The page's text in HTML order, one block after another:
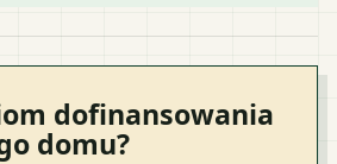
dofinansowania
domu?